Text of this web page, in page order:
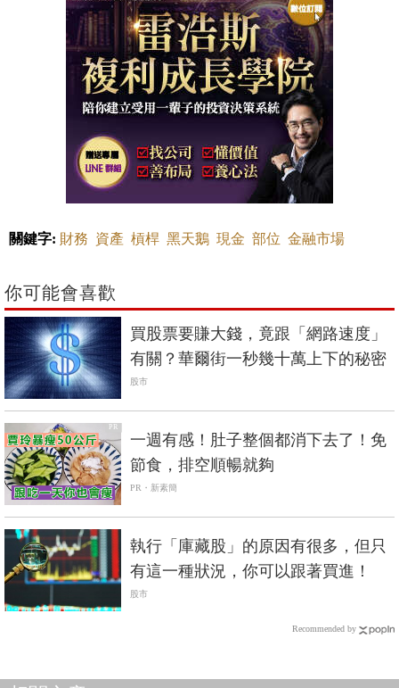
關鍵字: 財務 資產 槓桿 黑天鵝 現金 部位 金融市場
你可能會喜歡
買股票要賺大錢，竟跟「網路速度」
有關？華爾街一秒幾十萬上下的秘密
股市
PR
一週有感！肚子整個都消下去了！免
節食，排空順暢就夠
PR・新素簡
執行「庫藏股」的原因有很多，但只
有這一種狀況，你可以跟著買進！
股市
Recommended by